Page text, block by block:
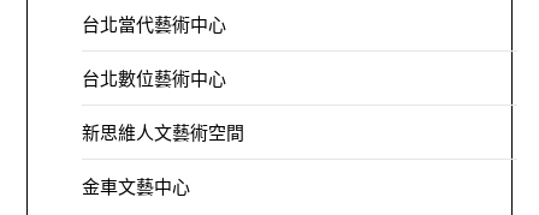
台北當代藝術中心
台北數位藝術中心
新思維人文藝術空間
金車文藝中心